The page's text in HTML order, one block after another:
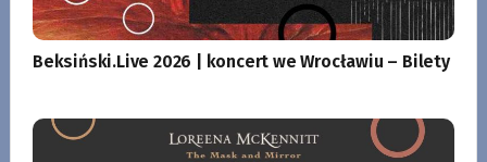
Beksiński.Live 2026 | koncert we Wrocławiu – Bilety